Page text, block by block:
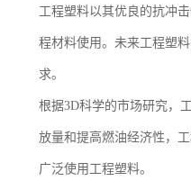
工程塑料以其优良的抗冲
程材料使用。未来工程塑
求。
根据3D科学的市场研究，
放量和提高燃油经济性，
广泛使用工程塑料。